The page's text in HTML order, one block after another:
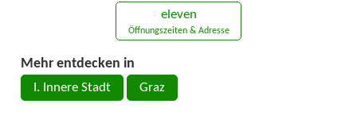
eleven
Öffnungszeiten & Adresse
Mehr entdecken in
I. Innere Stadt Graz